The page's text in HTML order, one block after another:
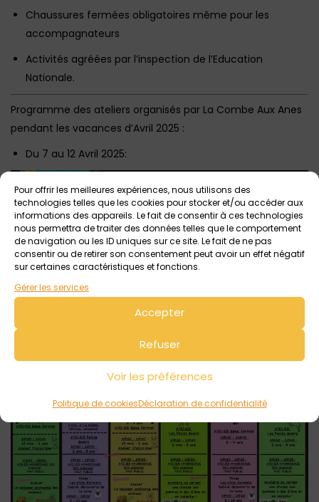
Pour offrir les meilleures expériences, nous utilisons des
technologies telles que les cookies pour stocker et/ou accéder aux
informations des appareils. Le fait de consentir à ces technologies
nous permettra de traiter des données telles que le comportement
de navigation ou les ID uniques sur ce site. Le fait de ne pas
consentir ou de retirer son consentement peut avoir un effet négatif
sur certaines caractéristiques et fonctions.
Gérer les services
Accepter
Refuser
Voir les préférences
Politique de cookiesDéclaration de confidentialité
Chaussures fermées obligatoires même pour les
accompagnateurs
Activités agréées par l’inspection de l’Education
Nationale.
Programme des ateliers organisés par La Combe Aux Anes
pendant les vacances d’Avril 2025 :
Du 7 au 12 Avril 2025: